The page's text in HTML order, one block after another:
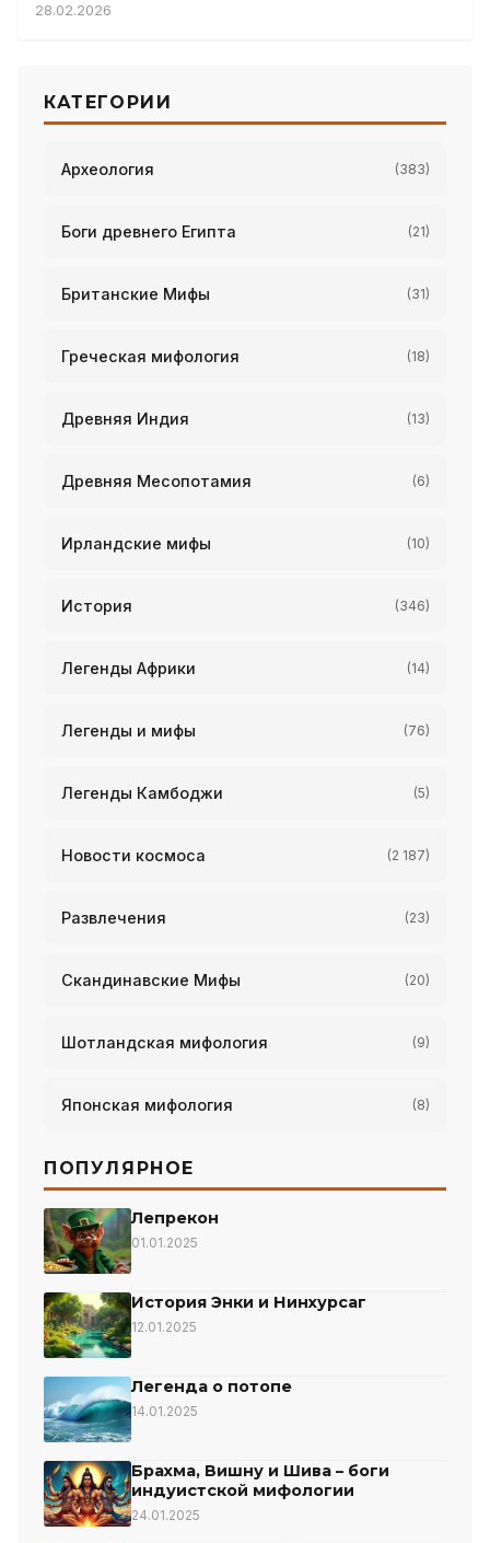
28.02.2026
КАТЕГОРИИ
Археология (383)
Боги древнего Египта (21)
Британские Мифы (31)
Греческая мифология (18)
Древняя Индия (13)
Древняя Месопотамия (6)
Ирландские мифы (10)
История (346)
Легенды Африки (14)
Легенды и мифы (76)
Легенды Камбоджи (5)
Новости космоса (2 187)
Развлечения (23)
Скандинавские Мифы (20)
Шотландская мифология (9)
Японская мифология (8)
ПОПУЛЯРНОЕ
Лепрекон
01.01.2025
История Энки и Нинхурсаг
12.01.2025
Легенда о потопе
14.01.2025
Брахма, Вишну и Шива – боги
индуистской мифологии
24.01.2025